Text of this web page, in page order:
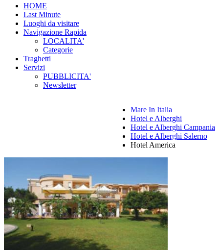
HOME
Last Minute
Luoghi da visitare
Navigazione Rapida
LOCALITA'
Categorie
Traghetti
Servizi
PUBBLICITA'
Newsletter
Mare In Italia
Hotel e Alberghi
Hotel e Alberghi Campania
Hotel e Alberghi Salerno
Hotel America